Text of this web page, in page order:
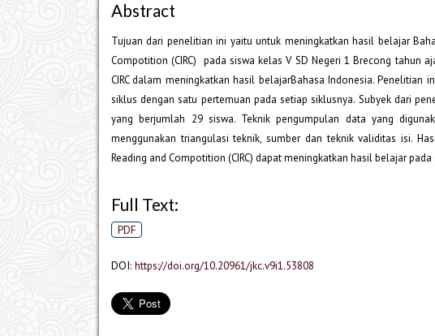
Abstract
Tujuan dari penelitian ini yaitu untuk meningkatkan hasil belajar
Compotition (CIRC) pada siswa kelas V SD Negeri 1 Brecong tahun
CIRC dalam meningkatkan hasil belajarBahasa Indonesia.
siklus dengan satu pertemuan pada setiap siklusnya. Subyek dari
yang berjumlah 29 siswa. Teknik pengumpulan data yang
menggunakan triangulasi teknik, sumber dan teknik validitas isi.
Reading and Compotition (CIRC) dapat meningkatkan hasil belajar
Full Text:
PDF
DOI: https://doi.org/10.20961/jkc.v9i1.53808